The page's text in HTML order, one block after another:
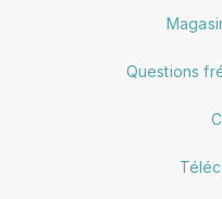
Questions